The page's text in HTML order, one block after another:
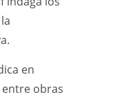
en
obras